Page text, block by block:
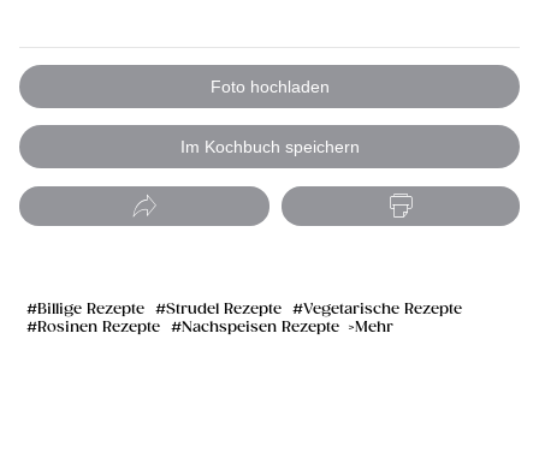
Foto hochladen
Im Kochbuch speichern
Billige Rezepte Strudel Rezepte
Vegetarische Rezepte
Rosinen Rezepte
Nachspeisen Rezepte Mehr